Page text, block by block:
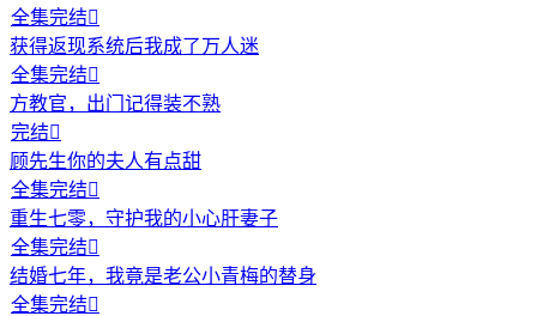
全集完结
获得返现系统后我成了万人迷
全集完结
方教官，出门记得装不熟
完结
顾先生你的夫人有点甜
全集完结
重生七零，守护我的小心肝妻子
全集完结
结婚七年，我竟是老公小青梅的替身
全集完结